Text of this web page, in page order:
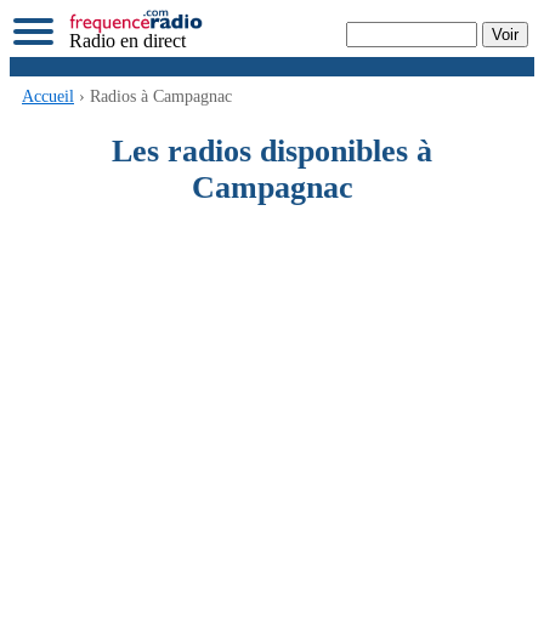
Radio en direct
Accueil › Radios à Campagnac
Les radios disponibles à
Campagnac